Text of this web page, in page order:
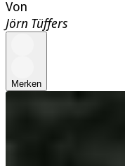
Von
Jörn Tüffers
Merken